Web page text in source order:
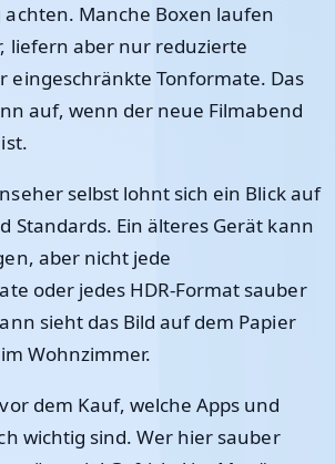
Manche Boxen laufen
liefern aber nur reduzierte
eingeschränkte Tonformate. Das
auf, wenn der neue Filmabend
selbst lohnt sich ein Blick auf
Standards. Ein älteres Gerät kann
aber nicht jede
oder jedes HDR-Format sauber
sieht das Bild auf dem Papier
Wohnzimmer.
dem Kauf, welche Apps und
wichtig sind. Wer hier sauber